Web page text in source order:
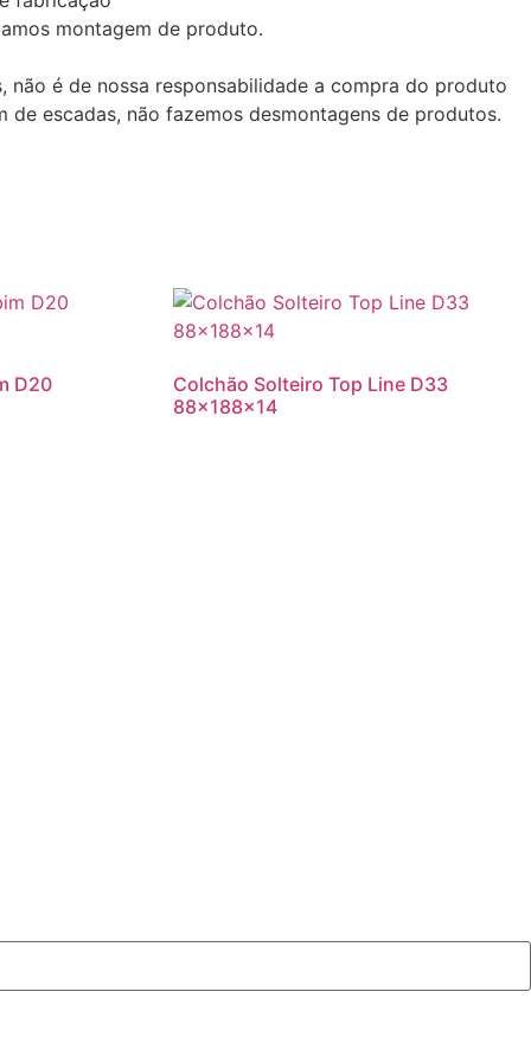
montagem de produto.
é de nossa responsabilidade a compra do produto
escadas, não fazemos desmontagens de produtos.
D20
Colchão Solteiro Top Line D33
88x188x14